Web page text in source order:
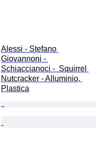
Alessi - Stefano
Giovannoni -
Schiaccianoci -  Squirrel
Nutcracker - Alluminio,
Plastica